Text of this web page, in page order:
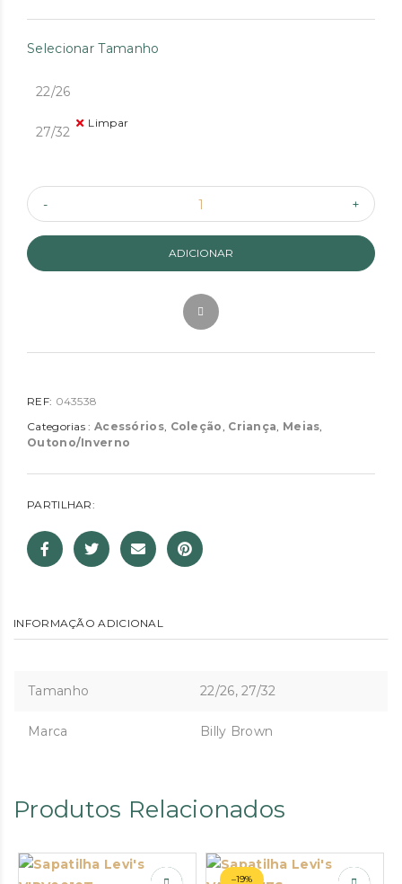
Selecionar Tamanho
22/26
27/32
Limpar
ADICIONAR
REF: 043538
Categorias : Acessórios, Coleção, Criança, Meias,
Outono/Inverno
PARTILHAR:
INFORMAÇÃO ADICIONAL
Tamanho 22/26, 27/32
Marca Billy Brown
Produtos Relacionados
–19%